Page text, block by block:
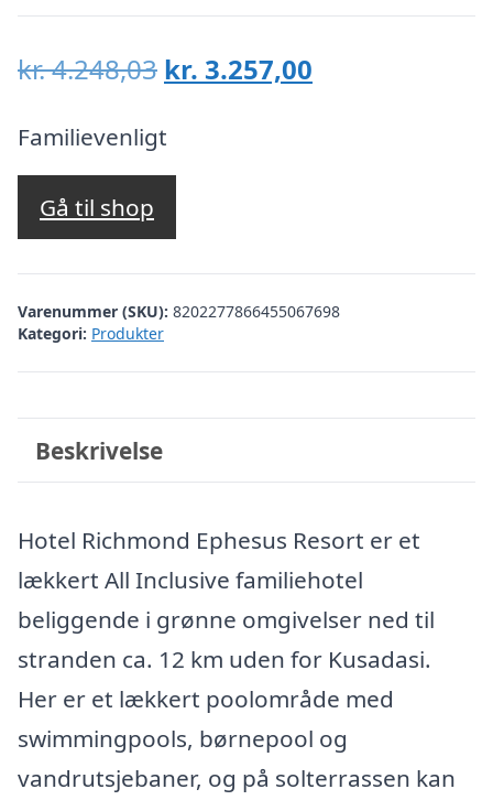
kr.4.248,03 Den
pris
var:
kr. 3.257,00
Familievenligt
Gå til shop
Varenummer (SKU): 8202277866455067698
Kategori: Produkter
Beskrivelse
Hotel Richmond Ephesus Resort er et
lækkert All Inclusive familiehotel
beliggende i grønne omgivelser ned til
stranden ca. 12 km uden for Kusadasi.
Her er et lækkert poolområde med
swimmingpools, børnepool og
vandrutsjebaner, og på solterrassen kan